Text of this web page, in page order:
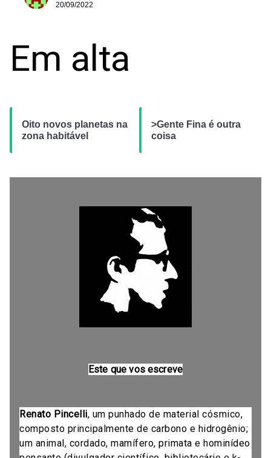
20/09/2022
Em alta
Oito novos planetas na
zona habitável
>Gente Fina é outra
coisa
Este que vos escreve
Renato Pincelli, um punhado de material cósmico,
composto principalmente de carbono e hidrogênio;
um animal, cordado, mamífero, primata e hominídeo